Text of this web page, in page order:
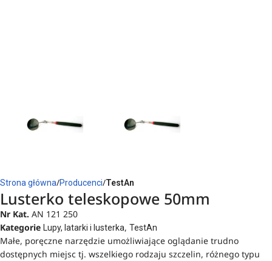
Strona główna Producenci TestAn
Lusterko teleskopowe 50mm
Nr Kat. AN 121 250
Kategorie Lupy, latarki i lusterka, TestAn
Małe, poręczne narzędzie umożliwiające oglądanie trudno
dostępnych miejsc tj. wszelkiego rodzaju szczelin, różnego typu